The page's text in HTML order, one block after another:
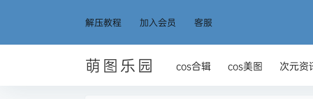
解压教程 加入会员 客服
萌图乐园 cos合辑 cos美图 次元资